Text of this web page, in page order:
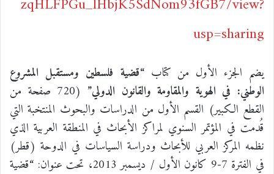
usp=sharing
يضم الجزء الأول من كتاب“قضية فلسطين ومستقبل المشروع
الوطني: في الهوية والمقاومة والقانون الدولي”
(720 صفحة من
القطع الكبير) القسم الأول من الدراسات والبحوث المنتخبة التي
قُدمت في المؤتمر السنوي لمراكز الأبحاث في المنطقة العربية الذي
نظمه المركز العربي للأبحاث ودراسة السياسات في الدوحة (قطر)
في الفترة 7-9 كانون الأول / ديسمبر 2013، تحت عنوان: “قضية